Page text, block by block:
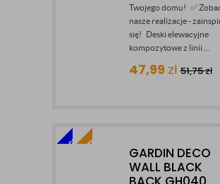
Twojego domu! ✅
nasze realizacje -
się! Deski elewacyjne
kompozytowe z linii ...
47,99 zł 51,75zł
GARDIN DECO
WALL BLACK